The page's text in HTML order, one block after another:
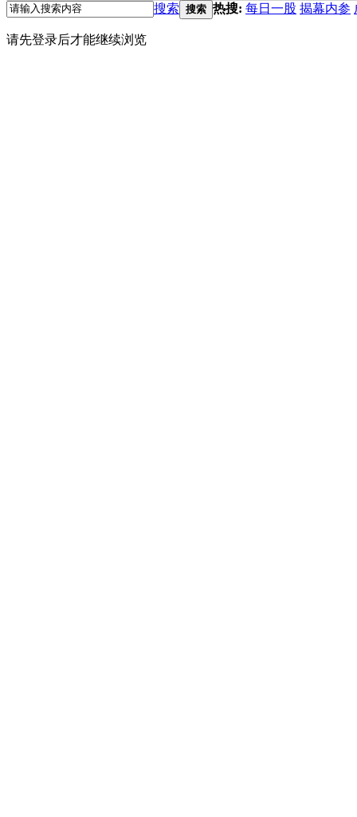
搜索 搜索 热搜: 每日一股 揭幕内参
请先登录后才能继续浏览